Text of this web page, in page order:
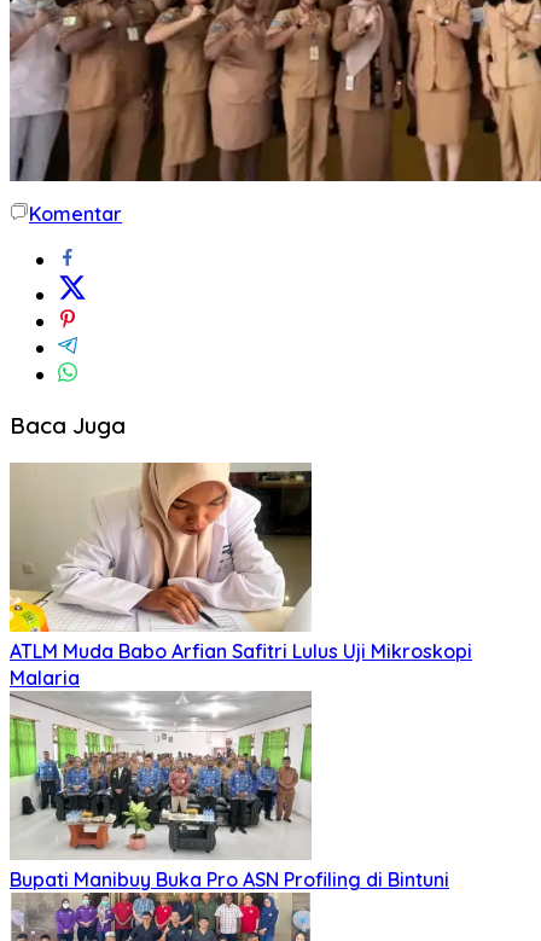
Komentar
Baca Juga
ATLM Muda Babo Arfian Safitri Lulus Uji Mikroskopi
Malaria
Bupati Manibuy Buka Pro ASN Profiling di Bintuni